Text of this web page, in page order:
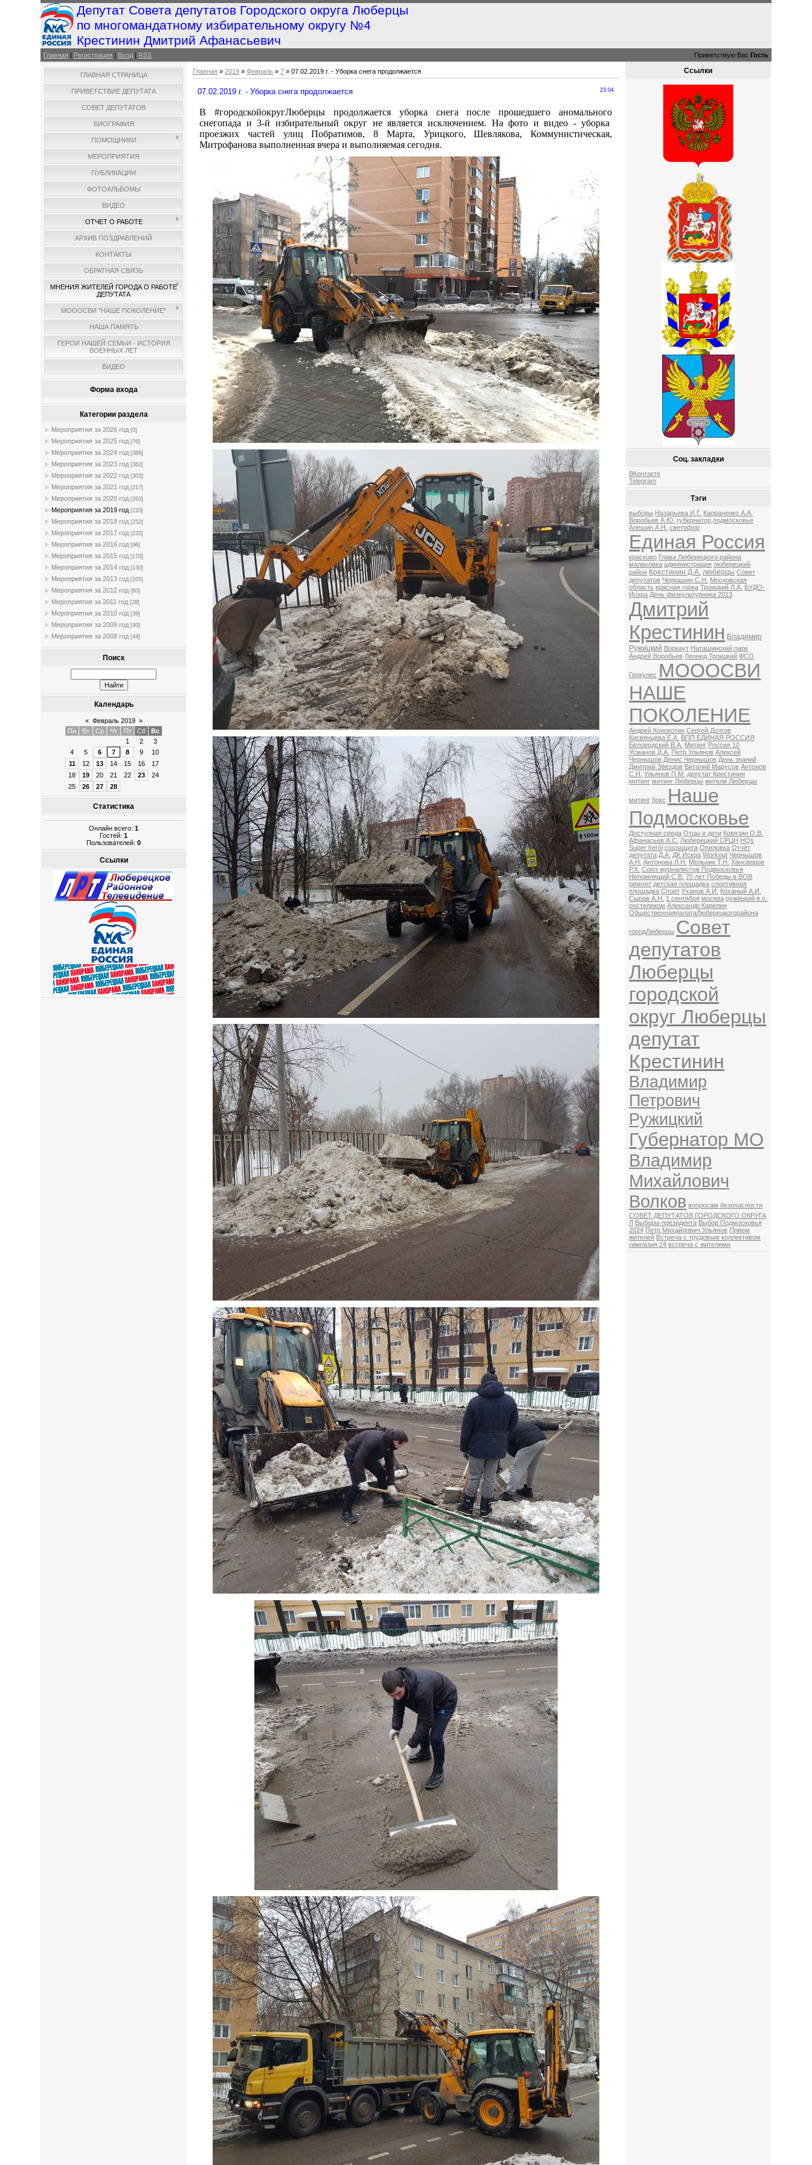
Депутат Совета депутатов Городского округа Люберцы
по многомандатному избирательному округу №4
Крестинин Дмитрий Афанасьевич
Главная | Регистрация | Вход | RSS Приветствую Вас Гость
ГЛАВНАЯ СТРАНИЦА
ПРИВЕТСТВИЕ ДЕПУТАТА
СОВЕТ ДЕПУТАТОВ
БИОГРАФИЯ
ПОМОЩНИКИ
МЕРОПРИЯТИЯ
ПУБЛИКАЦИИ
ФОТОАЛЬБОМЫ
ВИДЕО
ОТЧЕТ О РАБОТЕ
АРХИВ ПОЗДРАВЛЕНИЙ
КОНТАКТЫ
ОБРАТНАЯ СВЯЗЬ
МНЕНИЯ ЖИТЕЛЕЙ ГОРОДА О РАБОТЕ
ДЕПУТАТА
МОООСВИ "НАШЕ ПОКОЛЕНИЕ"
НАША ПАМЯТЬ
ГЕРОИ НАШЕЙ СЕМЬИ - ИСТОРИЯ
ВОЕННЫХ ЛЕТ
ВИДЕО
Форма входа
Категории раздела
Мероприятия за 2026 год [0]
Мероприятия за 2025 год [76]
Мероприятия за 2024 год [389]
Мероприятия за 2023 год [362]
Мероприятия за 2022 год [303]
Мероприятия за 2021 год [217]
Мероприятия за 2020 год [293]
Мероприятия за 2019 год [220]
Мероприятия за 2018 год [252]
Мероприятия за 2017 год [232]
Мероприятия за 2016 год [96]
Мероприятия за 2015 год [170]
Мероприятия за 2014 год [130]
Мероприятия за 2013 год [105]
Мероприятия за 2012 год [60]
Мероприятия за 2011 год [28]
Мероприятия за 2010 год [39]
Мероприятия за 2009 год [40]
Мероприятия за 2008 год [44]
Поиск
Календарь
« Февраль 2019 »
Пн
Вт Ср Чт Пт Сб
Вс
1
2
3
4
5 6 7 8 9
10
11
12 13 14 15 16
17
18
19 20 21 22 23
24
25
26 27 28
Статистика
Онлайн всего:1
Гостей:1
Пользователей:0
Ссылки
Главная »2019 » Февраль » 7 » 07.02.2019 г. - Уборка снега продолжается
23:04
07.02.2019 г. - Уборка снега продолжается
В #городскойокругЛюберцы продолжается уборка снега после прошедшего аномального
снегопада и 3-й избирательный округ не является исключением. На фото и видео - уборка
проезжих частей улиц Побратимов, 8 Марта, Урицкого, Шевлякова, Коммунистическая,
Митрофанова выполненная вчера и выполняемая сегодня.
Ссылки
Соц. закладки
ВКонтакте
Telegram
Тэги
выборы Назарьева И.Г. Капраненко А.А.
Воробьев А.Ю. губернатор подмосковье
Алешин А.Н.
светофор
Единая Россия
красково Глава Люберецкого района
малаховка администрация люберецкий
район Крестинин Д.А. люберцы Совет
депутатов Черкашин С.Н.
Московская
область красная горка Троицкий Л.А. БУДО-
Искра День физкультурника 2013
Дмитрий
Крестинин Владимир
Ружицкий Воркаут Наташинский парк
Андрей Воробьев Леонид Троицкий ФСО
Геркулес МОООСВИ
НАШЕ
ПОКОЛЕНИЕ
Андрей Конокотин Сергей Долгов
Кисвянцева Е.А. ВПП ЕДИНАЯ РОССИЯ
Беловодский В.А. Митинг Россия 10
Усманов Д.А. Петр Ульянов Алексей
Чернышов Денис Чернышов День знаний
Дмитрий Звездов Виталий Марусов Антонов
С.Н.
Ульянов П.М. депутат Крестинин
митинг митинг Люберцы жители Люберцы
митинг бокс Наше
Подмосковье
Доступная среда Отцы и дети Ковязин О.В.
Афанасьев А.С. Люберецкий СРЦН HQs
Super herói соцзащита Опиловка Отчёт
депутата Д.А. ДК Искра Workout Чернышов
А.Н.
Антонова Л.Н. Мельник Т.Н.
Хансверов
Р.Х. Союз журналистов Подмосковья
Непомнящий С.В. 70 лет Победы в ВОВ
ремонт детская площадка спортивная
площадка Спорт Уханов А.И.
Коханый А.И.
Сыров А.Н.
1 сентября москва ружицкий в.п.
ростелеком Александр Карелин
ОбщественнаяпалатаЛюберецкогорайона
городЛюберцы Совет
депутатов
Люберцы
городской
округ Люберцы
депутат
Крестинин
Владимир
Петрович
Ружицкий
Губернатор МО
Владимир
Михайлович
Волков вопросам безопасности
СОВЕТ ДЕПУТАТОВ ГОРОДСКОГО ОКРУГА
Л Выборы президента Выбор Подмосковья
2024 Петр Михайлович Ульянов Прием
жителей Встреча с трудовым коллективом
гимназия 24 встреча с жителями